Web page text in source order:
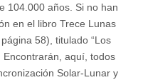
104.000 años. Si no han
en el libro Trece Lunas
58), titulado “Los
Encontrarán, aquí, todos
Solar-Lunar y